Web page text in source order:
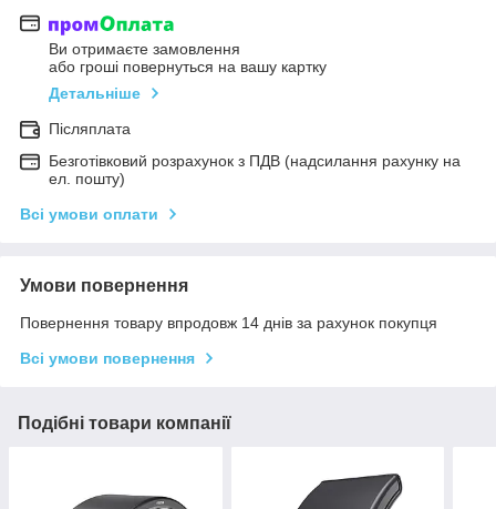
Ви отримаєте замовлення
або гроші повернуться на вашу картку
Детальніше
Післяплата
Безготівковий розрахунок з ПДВ (надсилання рахунку на
ел. пошту)
Всі умови оплати
Умови повернення
Повернення товару впродовж 14 днів за рахунок покупця
Всі умови повернення
Подібні товари компанії